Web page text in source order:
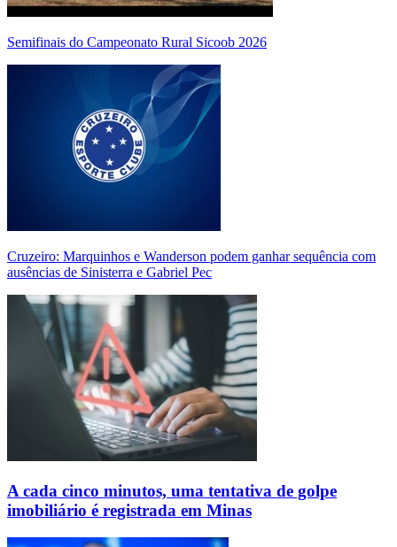
Semifinais do Campeonato Rural Sicoob 2026
Cruzeiro: Marquinhos e Wanderson podem ganhar sequência com
ausências de Sinisterra e Gabriel Pec
A cada cinco minutos, uma tentativa de golpe
imobiliário é registrada em Minas